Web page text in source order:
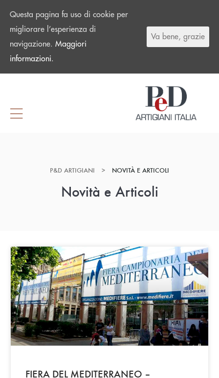
P&D ARTIGIANI > NOVITÀ E ARTICOLI
Novità e Articoli
FIERA DEL MEDITERRANEO –
Questa pagina fa uso di cookie per
migliorare l’esperienza di
navigazione. Maggiori
informazioni.
Va bene, grazie